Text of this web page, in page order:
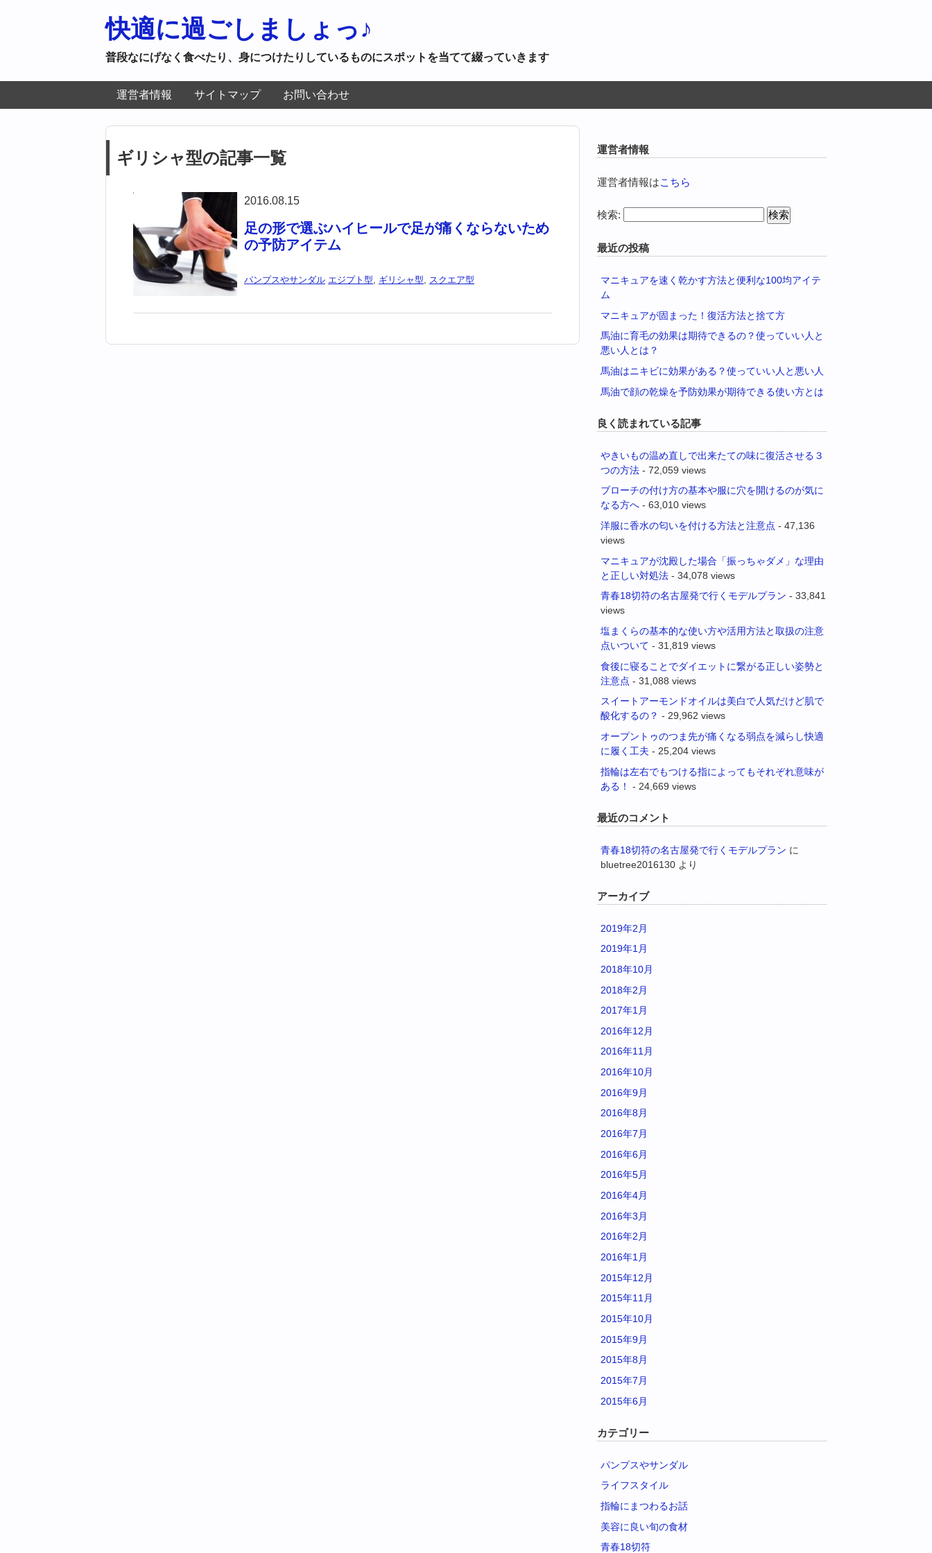
快適に過ごしましょっ♪
普段なにげなく食べたり、身につけたりしているものにスポットを当てて綴っていきます
運営者情報 サイトマップ お問い合わせ
ギリシャ型の記事一覧
2016.08.15
足の形で選ぶハイヒールで足が痛くならないため
の予防アイテム
パンプスやサンダル エジプト型, ギリシャ型, スクエア型
運営者情報
運営者情報はこちら
検索:
最近の投稿
マニキュアを速く乾かす方法と便利な100均アイテ
ム
マニキュアが固まった！復活方法と捨て方
馬油に育毛の効果は期待できるの？使っていい人と
悪い人とは？
馬油はニキビに効果がある？使っていい人と悪い人
馬油で顔の乾燥を予防効果が期待できる使い方とは
良く読まれている記事
やきいもの温め直しで出来たての味に復活させる３
つの方法 - 72,059 views
ブローチの付け方の基本や服に穴を開けるのが気に
なる方へ - 63,010 views
洋服に香水の匂いを付ける方法と注意点 - 47,136
views
マニキュアが沈殿した場合「振っちゃダメ」な理由
と正しい対処法 - 34,078 views
青春18切符の名古屋発で行くモデルプラン - 33,841
views
塩まくらの基本的な使い方や活用方法と取扱の注意
点いついて - 31,819 views
食後に寝ることでダイエットに繋がる正しい姿勢と
注意点 - 31,088 views
スイートアーモンドオイルは美白で人気だけど肌で
酸化するの？ - 29,962 views
オープントゥのつま先が痛くなる弱点を減らし快適
に履く工夫 - 25,204 views
指輪は左右でもつける指によってもそれぞれ意味が
ある！
- 24,669 views
最近のコメント
青春18切符の名古屋発で行くモデルプラン に
bluetree2016130 より
アーカイブ
2019年2月
2019年1月
2018年10月
2018年2月
2017年1月
2016年12月
2016年11月
2016年10月
2016年9月
2016年8月
2016年7月
2016年6月
2016年5月
2016年4月
2016年3月
2016年2月
2016年1月
2015年12月
2015年11月
2015年10月
2015年9月
2015年8月
2015年7月
2015年6月
カテゴリー
パンプスやサンダル
ライフスタイル
指輪にまつわるお話
美容に良い旬の食材
青春18切符